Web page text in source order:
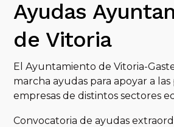
Ayudas
de Vitoria
El Ayuntamiento de Vitoria-
marcha ayudas para apoyar a
empresas de distintos sectores
Convocatoria de ayudas